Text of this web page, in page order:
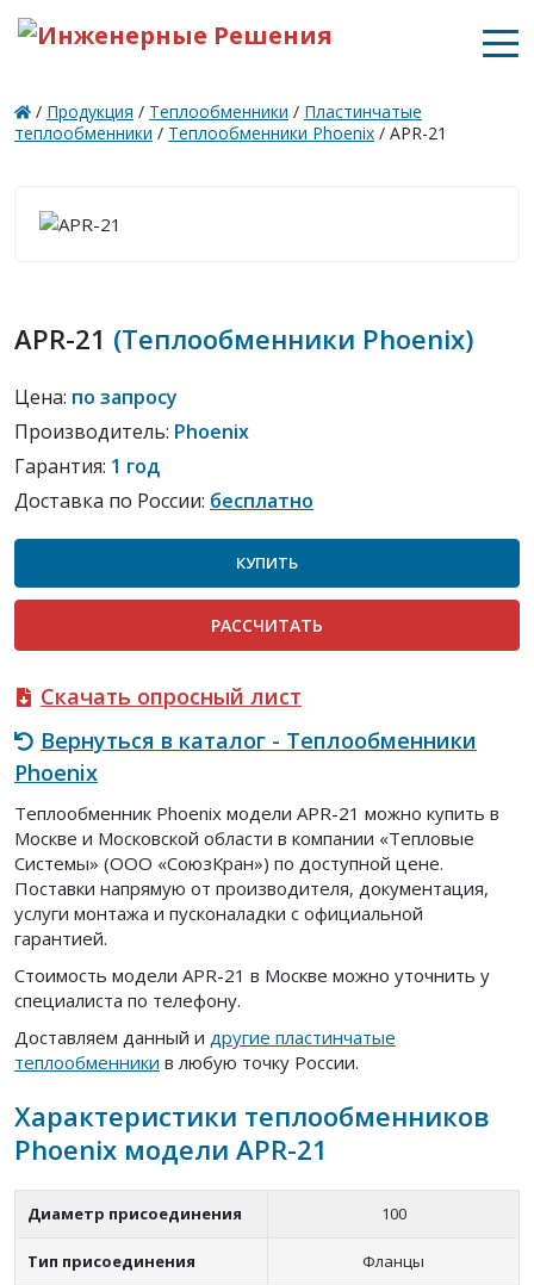
/ Продукция / Теплообменники / Пластинчатые
теплообменники / Теплообменники Phoenix / APR-21
APR-21 (Теплообменники Phoenix)
Цена: по запросу
Производитель: Phoenix
Гарантия: 1 год
Доставка по России: бесплатно
КУПИТЬ
РАСCЧИТАТЬ
Скачать опросный лист
Вернуться в каталог - Теплообменники
Phoenix
Теплообменник Phoenix модели APR-21 можно купить в
Москве и Московской области в компании «Тепловые
Системы» (ООО «СоюзКран») по доступной цене.
Поставки напрямую от производителя, документация,
услуги монтажа и пусконаладки с официальной
гарантией.
Стоимость модели APR-21 в Москве можно уточнить у
специалиста по телефону.
Доставляем данный и другие пластинчатые
теплообменники в любую точку России.
Характеристики теплообменников
Phoenix модели APR-21
Диаметр присоединения 100
Тип присоединения Фланцы